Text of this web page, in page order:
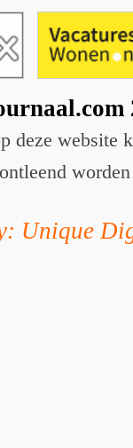
deze website
worden
Unique